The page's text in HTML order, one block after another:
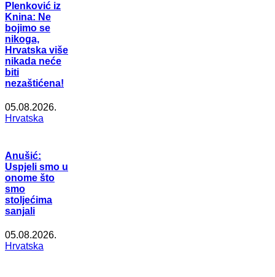
Plenković iz
Knina: Ne
bojimo se
nikoga,
Hrvatska više
nikada neće
biti
nezaštićena!
05.08.2026.
Hrvatska
Anušić:
Uspjeli smo u
onome što
smo
stoljećima
sanjali
05.08.2026.
Hrvatska